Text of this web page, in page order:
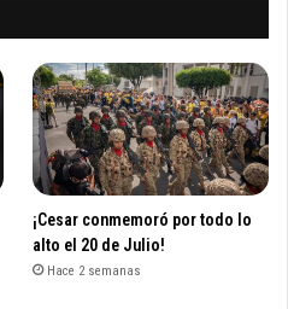
¡Cesar conmemoró por todo lo
alto el 20 de Julio!
Hace 2 semanas